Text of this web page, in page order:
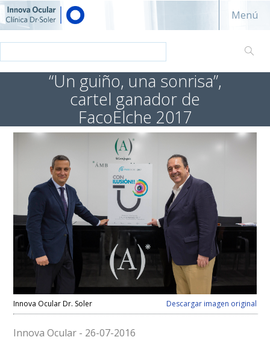
Innova ocular - Clínica Dr. Soler
Menú
“Un guiño, una sonrisa”,
cartel ganador de
FacoElche 2017
Innova Ocular Dr. Soler Descargar imagen original
Innova Ocular - 26-07-2016